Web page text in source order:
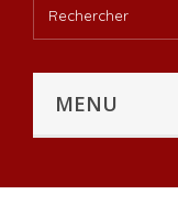
MENU